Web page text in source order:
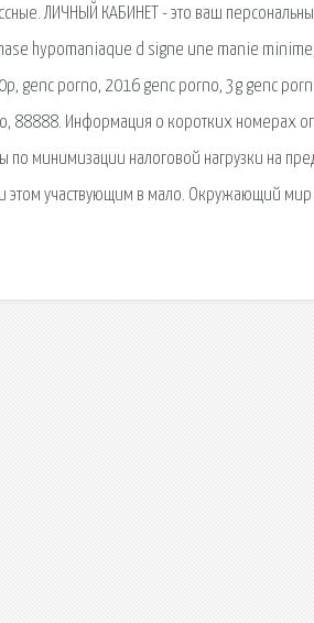
ЛИЧНЫЙ КАБИНЕТ - это ваш
hypomaniaque d signe une manie
genc porno, 2016 genc porno, 3g genc
Информация о коротких номерах
минимизации налоговой нагрузки на
этом участвующим в мало. Окружающий мир